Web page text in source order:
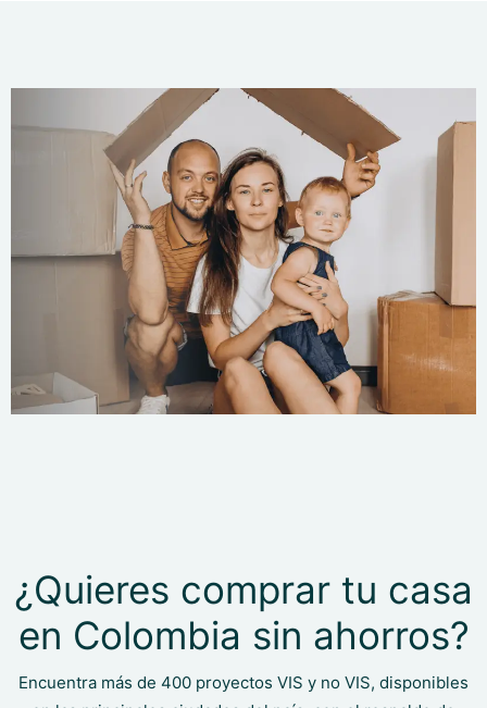
¿Quieres comprar tu casa
en Colombia sin ahorros?
Encuentra más de 400 proyectos VIS y no VIS, disponibles